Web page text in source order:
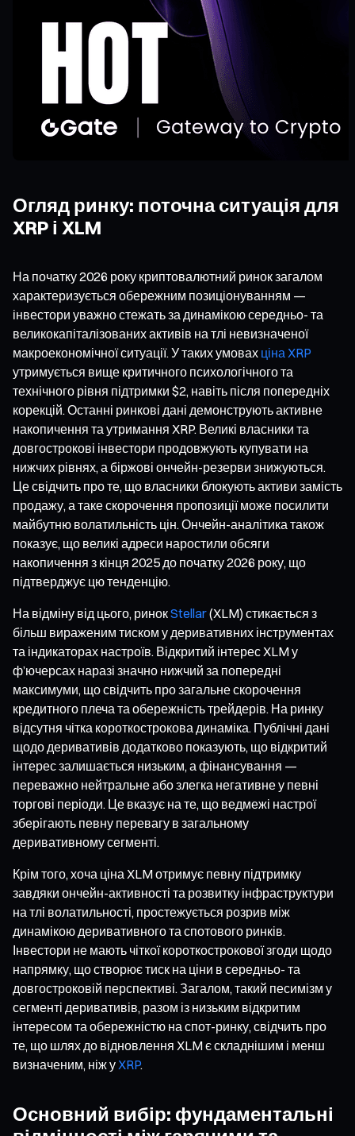
Огляд ринку: поточна ситуація для
XRP і XLM
На початку 2026 року криптовалютний ринок загалом
характеризується обережним позиціонуванням —
інвестори уважно стежать за динамікою середньо- та
великокапіталізованих активів на тлі невизначеної
макроекономічної ситуації. У таких умовах ціна XRP
утримується вище критичного психологічного та
технічного рівня підтримки $2, навіть після попередніх
корекцій. Останні ринкові дані демонструють активне
накопичення та утримання XRP. Великі власники та
довгострокові інвестори продовжують купувати на
нижчих рівнях, а біржові ончейн-резерви знижуються.
Це свідчить про те, що власники блокують активи замість
продажу, а таке скорочення пропозиції може посилити
майбутню волатильність цін. Ончейн-аналітика також
показує, що великі адреси наростили обсяги
накопичення з кінця 2025 до початку 2026 року, що
підтверджує цю тенденцію.
На відміну від цього, ринокStellar(XLM) стикається з
більш вираженим тиском у деривативних інструментах
та індикаторах настроїв. Відкритий інтерес XLM у
ф’ючерсах наразі значно нижчий за попередні
максимуми, що свідчить про загальне скорочення
кредитного плеча та обережність трейдерів. На ринку
відсутня чітка короткострокова динаміка. Публічні дані
щодо деривативів додатково показують, що відкритий
інтерес залишається низьким, а фінансування —
переважно нейтральне або злегка негативне у певні
торгові періоди. Це вказує на те, що ведмежі настрої
зберігають певну перевагу в загальному
деривативному сегменті.
Крім того, хоча ціна XLM отримує певну підтримку
завдяки ончейн-активності та розвитку інфраструктури
на тлі волатильності, простежується розрив між
динамікою деривативного та спотового ринків.
Інвестори не мають чіткої короткострокової згоди щодо
напрямку, що створює тиск на ціни в середньо- та
довгостроковій перспективі. Загалом, такий песимізм у
сегменті деривативів, разом із низьким відкритим
інтересом та обережністю на спот-ринку, свідчить про
те, що шлях до відновлення XLM є складнішим і менш
визначеним, ніж у XRP.
Основний вибір: фундаментальні